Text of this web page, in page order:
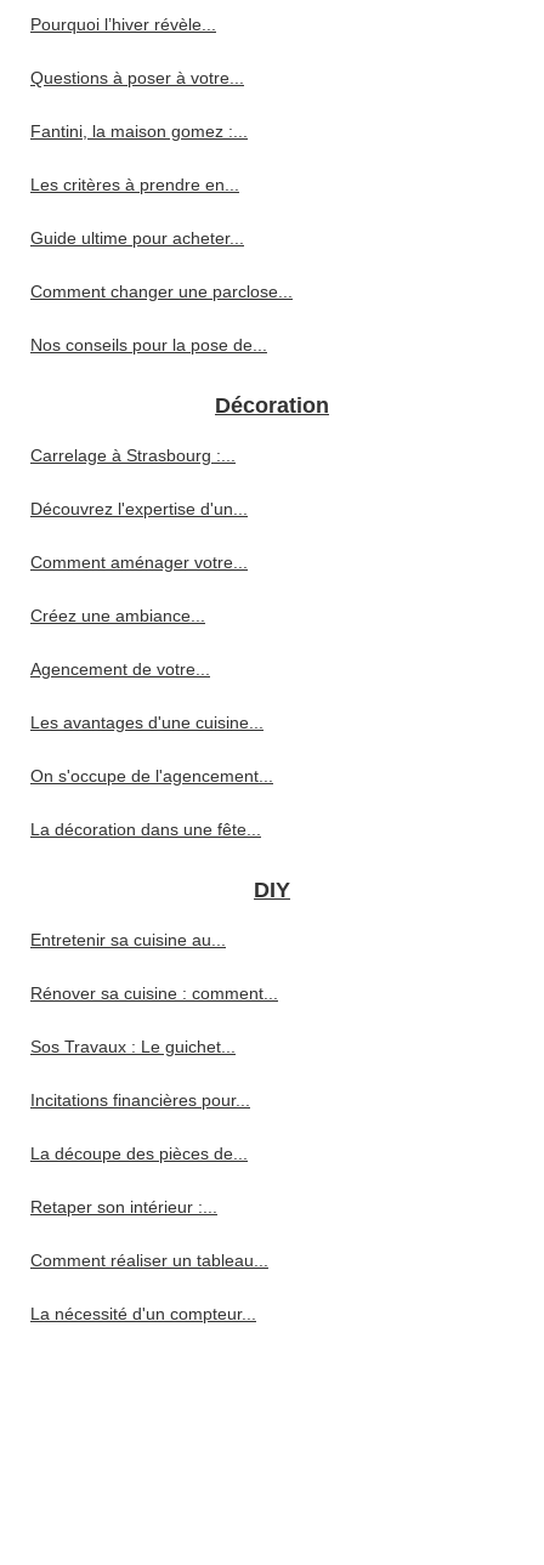
Pourquoi l’hiver révèle...
Questions à poser à votre...
Fantini, la maison gomez :...
Les critères à prendre en...
Guide ultime pour acheter...
Comment changer une parclose...
Nos conseils pour la pose de...
Décoration
Carrelage à Strasbourg :...
Découvrez l'expertise d'un...
Comment aménager votre...
Créez une ambiance...
Agencement de votre...
Les avantages d'une cuisine...
On s'occupe de l'agencement...
La décoration dans une fête...
DIY
Entretenir sa cuisine au...
Rénover sa cuisine : comment...
Sos Travaux : Le guichet...
Incitations financières pour...
La découpe des pièces de...
Retaper son intérieur :...
Comment réaliser un tableau...
La nécessité d'un compteur...